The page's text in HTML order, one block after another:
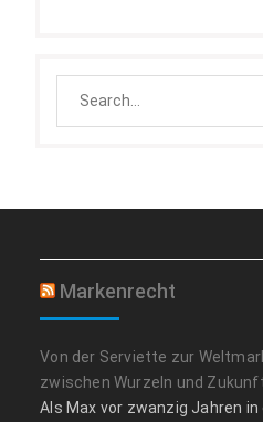
Markenrecht
Von der Serviette zur
zwischen Wurzeln und
Als Max vor zwanzig Jahren in